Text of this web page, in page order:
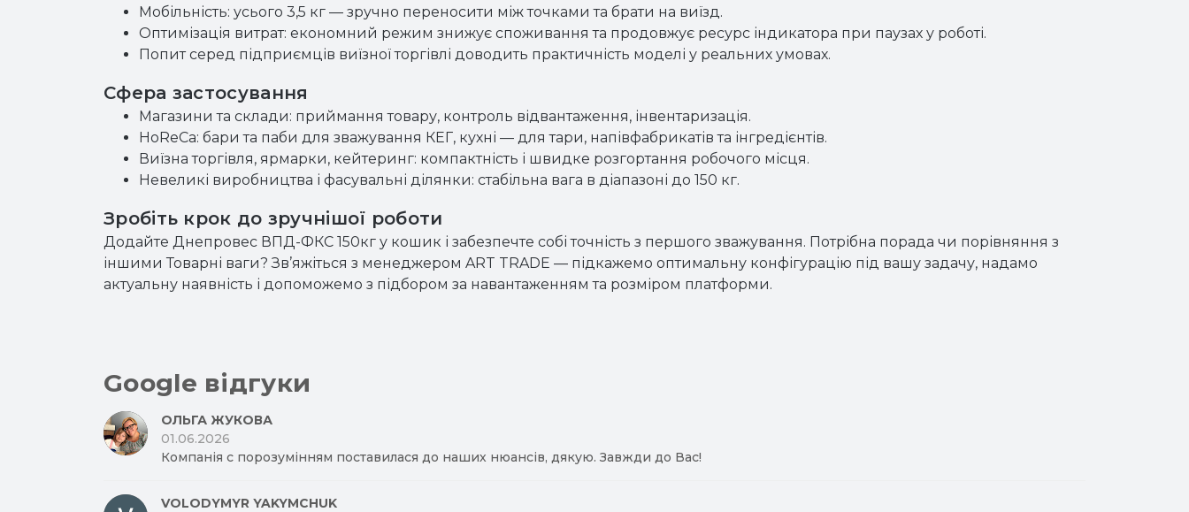
Мобільність: усього 3,5 кг — зручно переносити між точками та брати на виїзд.
Оптимізація витрат: економний режим знижує споживання та продовжує ресурс індикатора при паузах у роботі.
Попит серед підприємців виїзної торгівлі доводить практичність моделі у реальних умовах.
Сфера застосування
Магазини та склади: приймання товару, контроль відвантаження, інвентаризація.
HoReCa: бари та паби для зважування КЕГ, кухні — для тари, напівфабрикатів та інгредієнтів.
Виїзна торгівля, ярмарки, кейтеринг: компактність і швидке розгортання робочого місця.
Невеликі виробництва і фасувальні ділянки: стабільна вага в діапазоні до 150 кг.
Зробіть крок до зручнішої роботи
Додайте Днепровес ВПД-ФКС 150кг у кошик і забезпечте собі точність з першого зважування. Потрібна порада чи порівняння з
іншими Товарні ваги? Зв’яжіться з менеджером ART TRADE — підкажемо оптимальну конфігурацію під вашу задачу, надамо
актуальну наявність і допоможемо з підбором за навантаженням та розміром платформи.
Google відгуки
ОЛЬГА ЖУКОВА
01.06.2026
Компанія с порозумінням поставилася до наших нюансів, дякую. Завжди до Вас!
VOLODYMYR YAKYMCHUK